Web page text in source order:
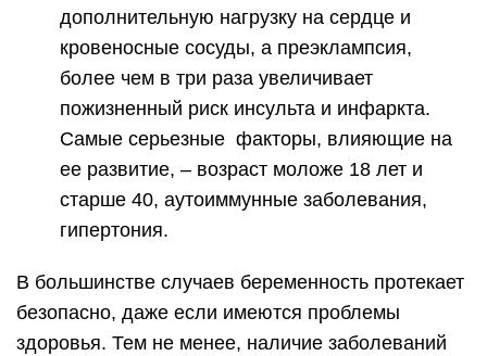
дополнительную нагрузку на сердце и
кровеносные сосуды, а преэклампсия,
более чем в три раза увеличивает
пожизненный риск инсульта и инфаркта.
Самые серьезные факторы, влияющие на
ее развитие, – возраст моложе 18 лет и
старше 40, аутоиммунные заболевания,
гипертония.
В большинстве случаев беременность протекает
безопасно, даже если имеются проблемы
здоровья. Тем не менее, наличие заболеваний